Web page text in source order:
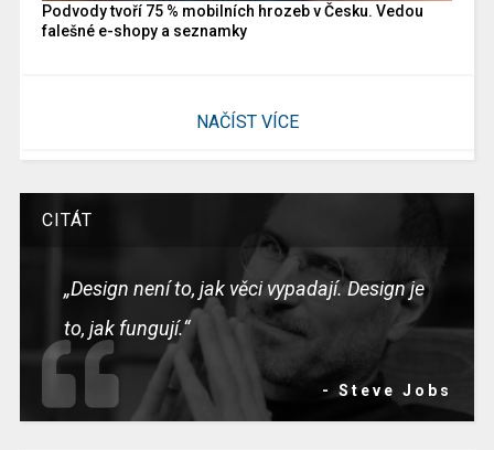
Podvody tvoří 75 % mobilních hrozeb v Česku. Vedou
falešné e-shopy a seznamky
NAČÍST VÍCE
CITÁT
„Design není to, jak věci vypadají. Design je
to, jak fungují.“
- Steve Jobs